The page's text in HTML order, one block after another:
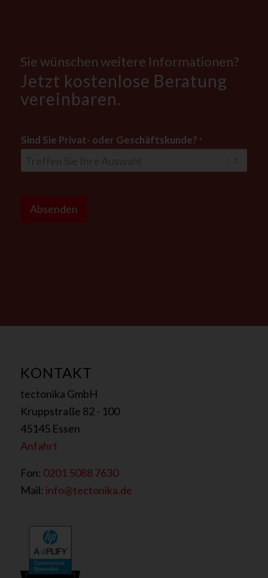
Sie wünschen weitere Informationen?
Jetzt kostenlose Beratung
vereinbaren.
*
F
r
Sind Sie Privat- oder Geschäftskunde? *
Absenden
KONTAKT
tectonika GmbH
Kruppstraße 82 - 100
45145 Essen
Anfahrt
Fon: 0201 5088 7630
Mail: info@tectonika.de